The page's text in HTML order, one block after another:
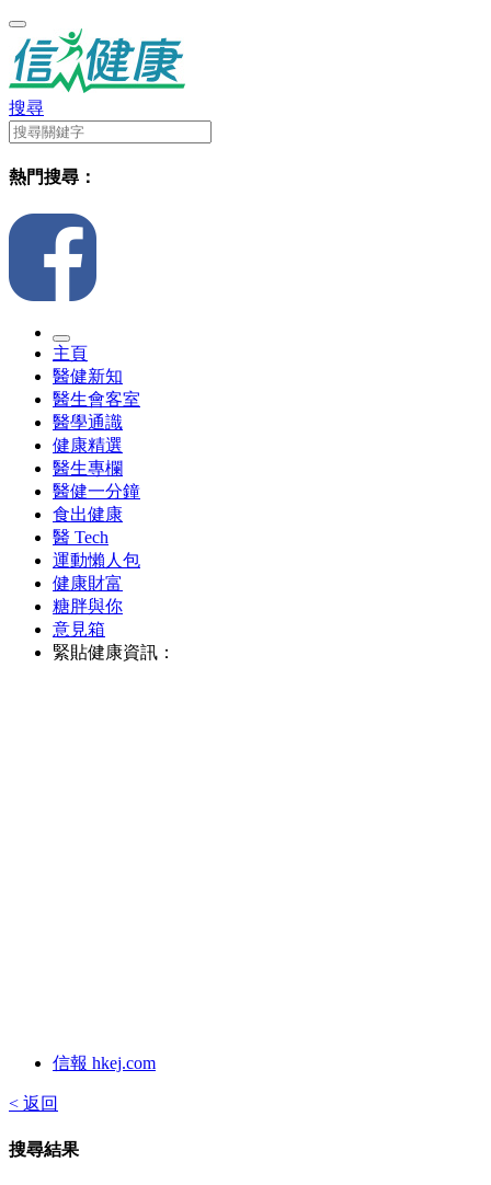
搜尋
熱門搜尋：
主頁
醫健新知
醫生會客室
醫學通識
健康精選
醫生專欄
醫健一分鐘
食出健康
醫 Tech
運動懶人包
健康財富
糖胖與你
意見箱
緊貼健康資訊：
信報 hkej.com
< 返回
搜尋結果